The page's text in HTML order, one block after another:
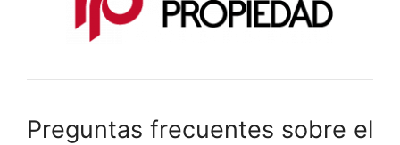
Preguntas frecuentes sobre el